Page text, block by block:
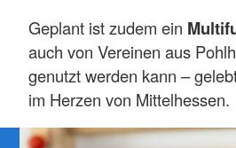
Geplant ist zudem ein
auch von Vereinen aus
genutzt werden kann –
im Herzen von Mittelhessen.